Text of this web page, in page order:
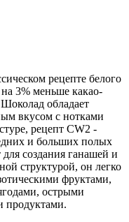
рецепте белого
3% меньше какао-
обладает
вкусом с нотками
рецепт CW2 -
и больших полых
создания ганашей и
структурой, он легко
фруктами,
острыми
продуктами.